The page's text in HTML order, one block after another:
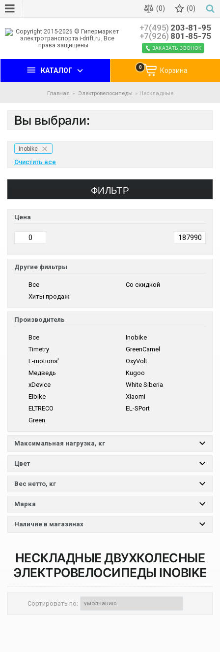
(0) (0)
+7(495) 203-81-95
+7(926) 801-85-75
ЗАКАЗАТЬ ЗВОНОК
КАТАЛОГ Корзина
0
Главная Электровелосипеды Нескладные
Вы выбрали:
Inobike
Очистить все
ФИЛЬТР
Цена
Другие фильтры
Все
Со скидкой
Хиты продаж
Производитель
Все
Timetry
GreenCamel
E-motions'
OxyVolt
Медведь
Kugoo
xDevice
White Siberia
Elbike
Xiaomi
ELTRECO
EL-SPort
Inobike
Green
Максимальная нагрузка, кг
Цвет
Вес нетто, кг
Марка
Наличие в магазинах
НЕСКЛАДНЫЕ ДВУХКОЛЕСНЫЕ
ЭЛЕКТРОВЕЛОСИПЕДЫ INOBIKE
Сортировать по: